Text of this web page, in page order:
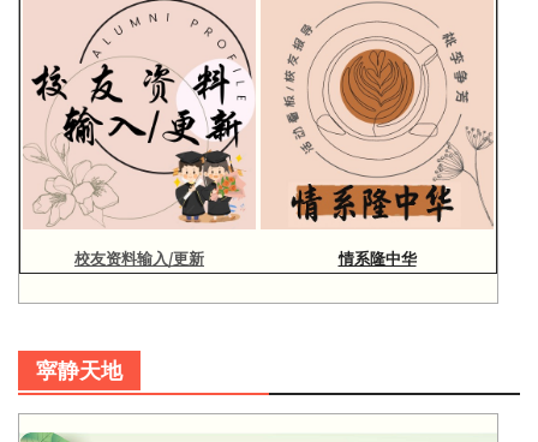
校友资料输入/更新 情系隆中华
寜静天地